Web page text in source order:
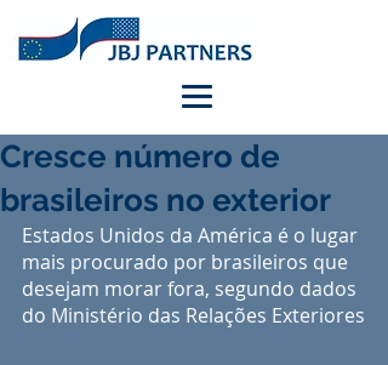
Cresce número de
brasileiros no exterior
Estados Unidos da América é o lugar
mais procurado por brasileiros que
desejam morar fora, segundo dados
do Ministério das Relações Exteriores